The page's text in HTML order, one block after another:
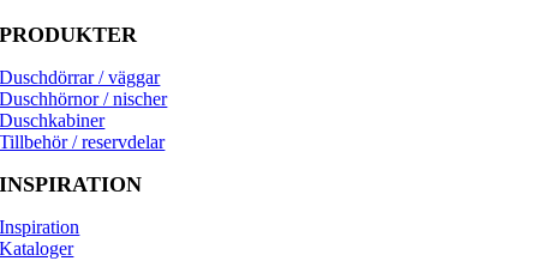
PRODUKTER
Duschdörrar / väggar
Duschhörnor / nischer
Duschkabiner
Tillbehör / reservdelar
INSPIRATION
Inspiration
Kataloger